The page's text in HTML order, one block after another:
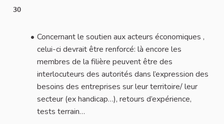
30
Concernant le soutien aux acteurs économiques ,
celui-ci devrait être renforcé: là encore les
membres de la filière peuvent être des
interlocuteurs des autorités dans l’expression des
besoins des entreprises sur leur territoire/ leur
secteur (ex handicap…), retours d’expérience,
tests terrain…